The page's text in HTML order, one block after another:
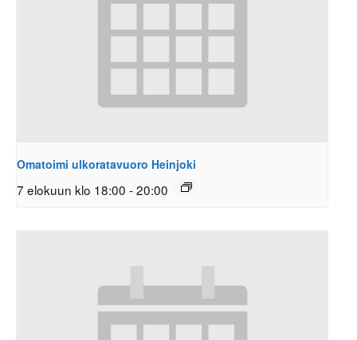
Omatoimi ulkoratavuoro Heinjoki
7 elokuun klo 18:00 -20:00